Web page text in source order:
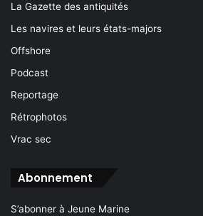
La Gazette des antiquités
Les navires et leurs états-majors
Offshore
Podcast
Reportage
Rétrophotos
Vrac sec
Abonnement
S’abonner à Jeune Marine